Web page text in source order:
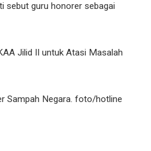
sebut guru honorer sebagai
Jilid II untuk Atasi Masalah
Sampah Negara. foto/hotline